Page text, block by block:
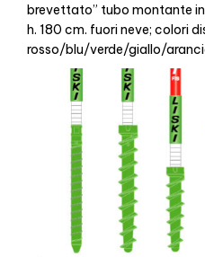
brevettato” tubo montante
h. 180 cm. fuori neve; colori
rosso/blu/verde/giallo/